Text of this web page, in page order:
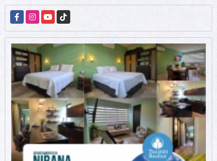
FacebookInstagram
YouTubeTikTok